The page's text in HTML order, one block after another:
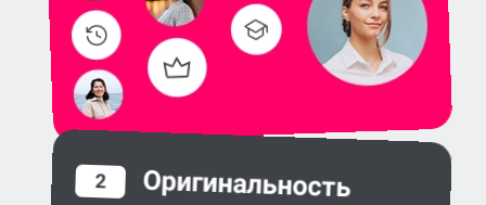
2 Оригинальность